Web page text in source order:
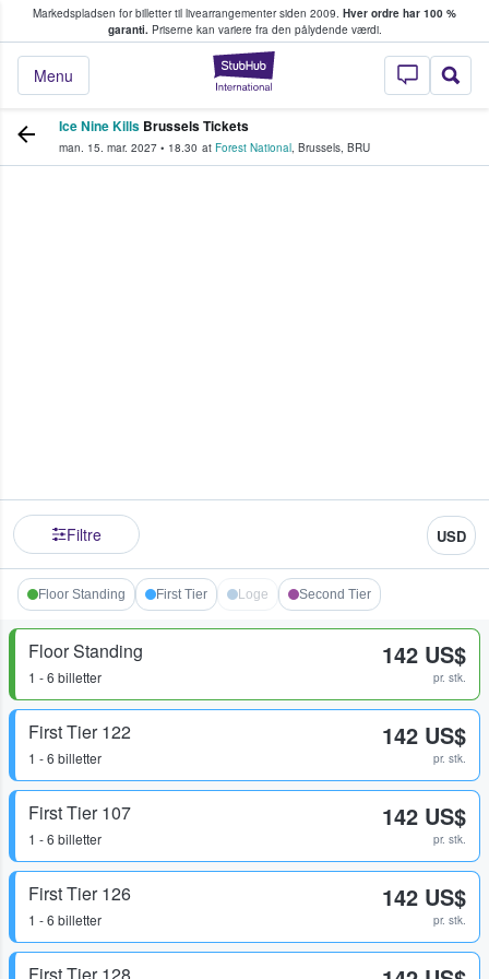
Markedspladsen for billetter til livearrangementer siden 2009. Hver ordre har 100 %
garanti.Priserne kan variere fra den pålydende værdi.
StubHub - Hvor
Menu
køber og sælger billetter
Ice Nine Kills Brussels Tickets
man. 15. mar. 2027 • 18.30 at Forest National, Brussels, BRU
Filtre USD
Floor Standing First Tier Loge Second Tier
Floor Standing
1 - 6 billetter
142 US$
pr. stk.
First Tier 122
1 - 6 billetter
142 US$
pr. stk.
First Tier 107
1 - 6 billetter
142 US$
pr. stk.
First Tier 126
1 - 6 billetter
142 US$
pr. stk.